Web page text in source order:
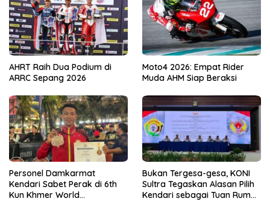
AHRT Raih Dua Podium di
ARRC Sepang 2026
Moto4 2026: Empat Rider
Muda AHM Siap Beraksi
Personel Damkarmat
Kendari Sabet Perak di 6th
Kun Khmer World
Bukan Tergesa-gesa, KONI
Sultra Tegaskan Alasan Pilih
Kendari sebagai Tuan Rumah